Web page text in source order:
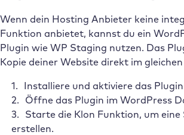
Wenn dein Hosting Anbieter keine
Funktion anbietet, kannst du ein
Plugin wie WP Staging nutzen. Das
Kopie deiner Website direkt im gleichen
Installiere und aktiviere das
Öffne das Plugin im WordPress
Starte die Klon Funktion, um eine
erstellen.